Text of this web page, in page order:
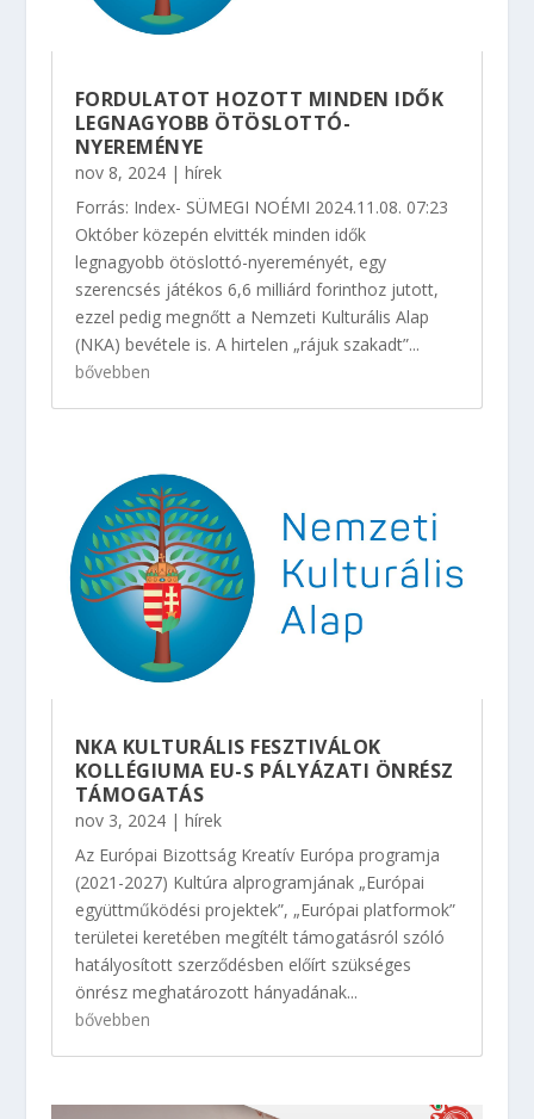
FORDULATOT HOZOTT MINDEN IDŐK
LEGNAGYOBB ÖTÖSLOTTÓ-
NYEREMÉNYE
nov 8, 2024| hírek
Forrás: Index- SÜMEGI NOÉMI 2024.11.08. 07:23
Október közepén elvitték minden idők
legnagyobb ötöslottó-nyereményét, egy
szerencsés játékos 6,6 milliárd forinthoz jutott,
ezzel pedig megnőtt a Nemzeti Kulturális Alap
(NKA) bevétele is. A hirtelen „rájuk szakadt”...
bővebben
NKA KULTURÁLIS FESZTIVÁLOK
KOLLÉGIUMA EU-S PÁLYÁZATI ÖNRÉSZ
TÁMOGATÁS
nov 3, 2024| hírek
Az Európai Bizottság Kreatív Európa programja
(2021-2027) Kultúra alprogramjának „Európai
együttműködési projektek”, „Európai platformok”
területei keretében megítélt támogatásról szóló
hatályosított szerződésben előírt szükséges
önrész meghatározott hányadának...
bővebben